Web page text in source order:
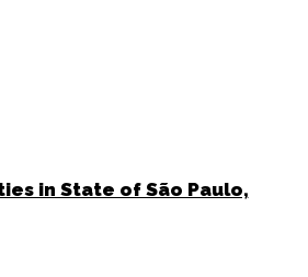
in State of São Paulo,